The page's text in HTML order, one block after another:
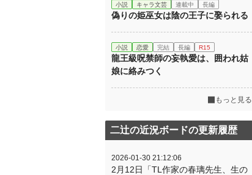
小説 キャラ文芸 連載中 長編
偽りの姫巫女は陰の王子に娶られる
小説 恋愛 完結 長編 R15
龍王級呪禁師の妄執愛は、囲われ姑
娘に絡みつく
もっと見る
二辻の近況ボードの更新履歴
2026-01-30 21:12:06
2月12日「TL作家の春璃先生、生の